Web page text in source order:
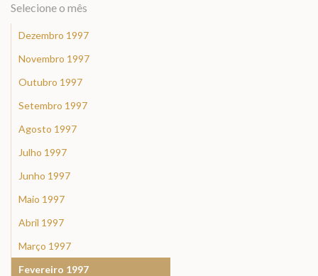
Selecione o mês
Dezembro 1997
Novembro 1997
Outubro 1997
Setembro 1997
Agosto 1997
Julho 1997
Junho 1997
Maio 1997
Abril 1997
Março 1997
Fevereiro 1997